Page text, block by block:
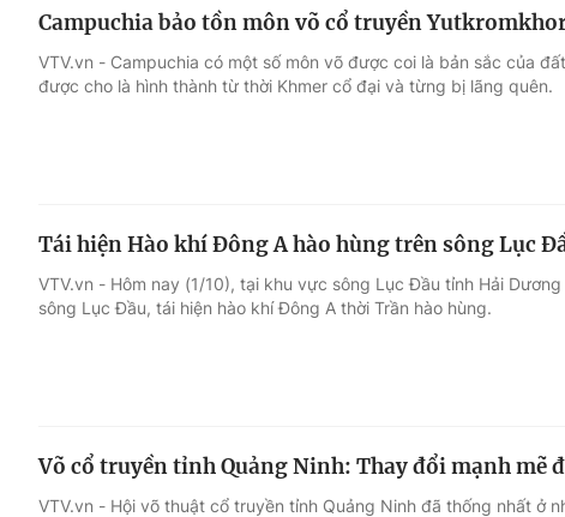
Thế giới đó đây
Thị trường
Điện ảnh
Âm nhạc
Du lịch
Làm đẹp
Campuchia bảo tồn môn võ cổ truyền
VTV.vn - Campuchia có một số môn võ được coi là bản sắc của
được cho là hình thành từ thời Khmer cổ đại và từng bị lãng quên.
Tái hiện Hào khí Đông A hào hùng trên sông Lục
VTV.vn - Hôm nay (1/10), tại khu vực sông Lục Đầu tỉnh Hải
sông Lục Đầu, tái hiện hào khí Đông A thời Trần hào hùng.
Võ cổ truyền tỉnh Quảng Ninh: Thay đổi mạnh mẽ
VTV.vn - Hội võ thuật cổ truyền tỉnh Quảng Ninh đã thống nhất ở